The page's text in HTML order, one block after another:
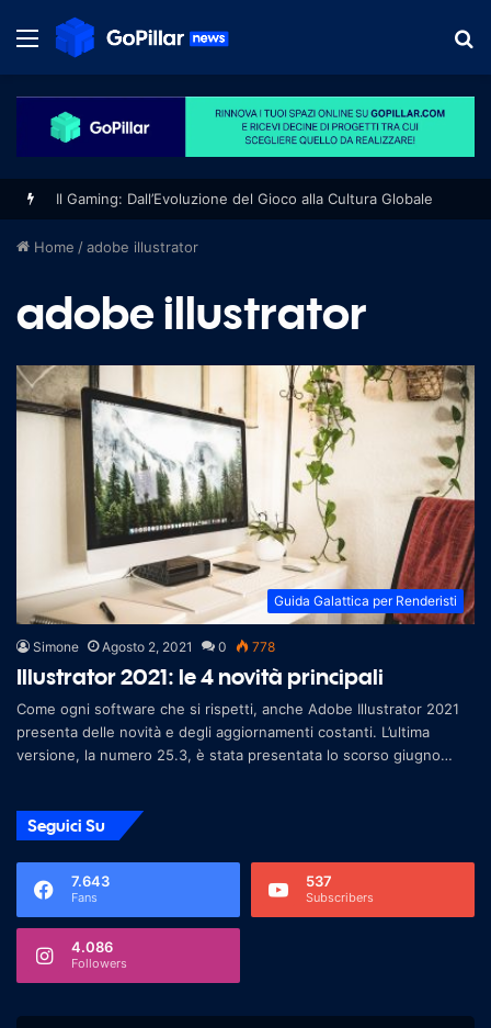
Menu
Il Gaming: Dall’Evoluzione del Gioco alla Cultura Globale
Home /adobe illustrator
adobe illustrator
Guida Galattica per Renderisti
Simone Agosto 2, 2021 0 778
Illustrator 2021: le 4 novità principali
Come ogni software che si rispetti, anche Adobe Illustrator 2021
presenta delle novità e degli aggiornamenti costanti. L’ultima
versione, la numero 25.3, è stata presentata lo scorso giugno
Seguici Su
7.643
Fans
537
Subscribers
4.086
Followers